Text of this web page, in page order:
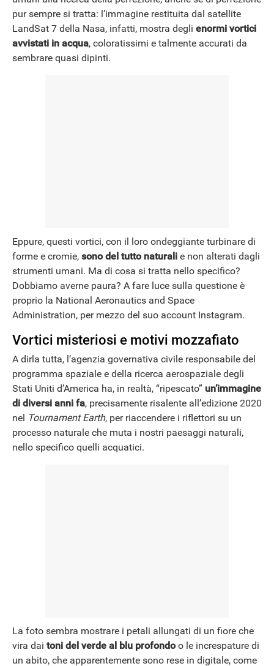
NEWS
pur sempre si tratta: l’immagine restituita dal satellite
LandSat 7 della Nasa, infatti, mostra degli enormi vortici
avvistati in acqua, coloratissimi e talmente accurati da
sembrare quasi dipinti.
Eppure, questi vortici, con il loro ondeggiante turbinare di
forme e cromie, sono del tutto naturali e non alterati dagli
strumenti umani. Ma di cosa si tratta nello specifico?
Dobbiamo averne paura? A fare luce sulla questione è
proprio la National Aeronautics and Space
Administration, per mezzo del suo account Instagram.
Vortici misteriosi e motivi mozzafiato
A dirla tutta, l’agenzia governativa civile responsabile del
programma spaziale e della ricerca aerospaziale degli
Stati Uniti d’America ha, in realtà, “ripescato” un’immagine
di diversi anni fa, precisamente risalente all’edizione 2020
nel Tournament Earth, per riaccendere i riflettori su un
processo naturale che muta i nostri paesaggi naturali,
nello specifico quelli acquatici.
La foto sembra mostrare i petali allungati di un fiore che
vira dai toni del verde al blu profondoo le increspature di
un abito, che apparentemente sono rese in digitale, come